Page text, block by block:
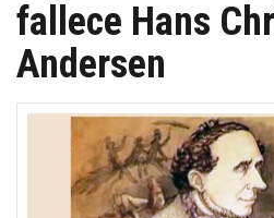
fallece Hans
Andersen